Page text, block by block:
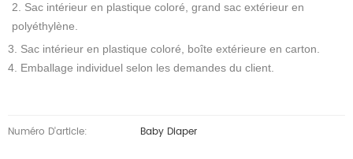
2. Sac intérieur en plastique coloré, grand sac extérieur en
polyéthylène.
3. Sac intérieur en plastique coloré, boîte extérieure en carton.
4. Emballage individuel selon les demandes du client.
Numéro D'article: Baby Diaper